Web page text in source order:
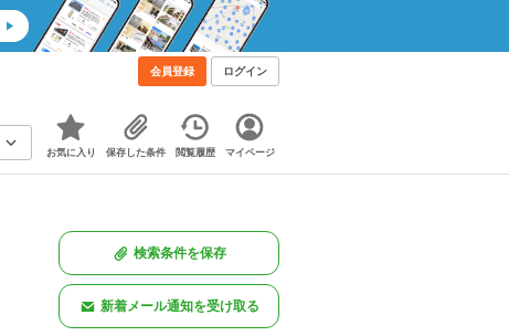
会員登録 ログイン
お気に入り 保存した条件 閲覧履歴 マイページ
検索条件を保存
新着メール通知を受け取る